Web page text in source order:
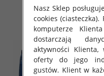
szczegóły
Nasz Sklep
cookies
komputerze
dostarczają
aktywności
oferty do jego
gustów. Klient w